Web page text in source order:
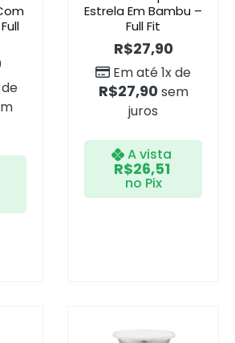
Estrela Em Bambu –
Full Fit
R$27,90
Em até 1x de
R$27,90 sem
juros
A vista
R$26,51
no Pix